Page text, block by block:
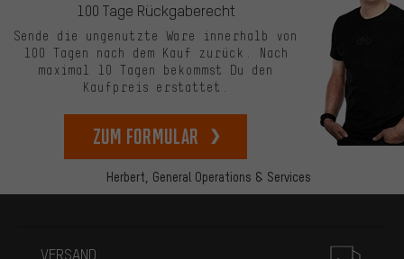
Herbert, General Operations & Services
100 Tage Rückgaberecht
Sende die ungenutzte Ware innerhalb von
100 Tagen nach dem Kauf zurück. Nach
maximal 10 Tagen bekommst Du den
Kaufpreis erstattet.
zum Formular
VERSAND